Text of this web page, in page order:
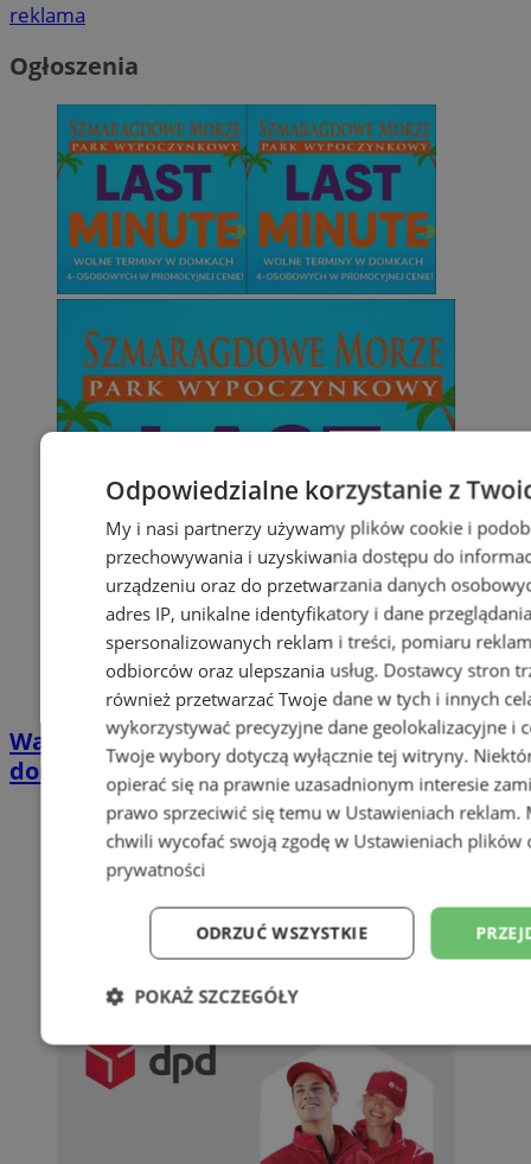
reklama
Ogłoszenia
Wakacyjny wypoczynek nad Bałtykiem w
domkach Szmaragdowe Morze
Odpowiedzialne korzystanie z
My i nasi partnerzy używamy plików cookie i
przechowywania i uzyskiwania dostępu do
urządzeniu oraz do przetwarzania danych
adres IP, unikalne identyfikatory i dane
spersonalizowanych reklam i treści, pomiaru
odbiorców oraz ulepszania usług. Dostawcy stron
również przetwarzać Twoje dane w tych i innych
wykorzystywać precyzyjne dane geolokalizacyjne i
Twoje wybory dotyczą wyłącznie tej witryny.
opierać się na prawnie uzasadnionym interesie
prawo sprzeciwić się temu w Ustawieniach reklam.
chwili wycofać swoją zgodę w Ustawieniach plików
prywatności
ODRZUĆ WSZYSTKIE
POKAŻ SZCZEGÓŁY
Niezbędne Wydajność
Niesklasyfikowane